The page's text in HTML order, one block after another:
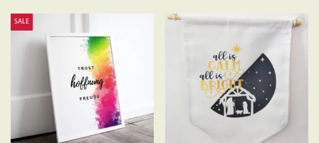
Die
Optionen
können
auf
SALE